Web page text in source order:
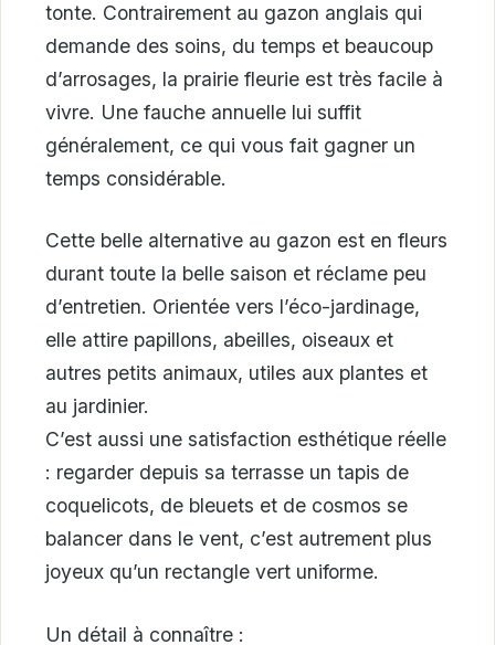
tonte. Contrairement au gazon anglais qui
demande des soins, du temps et beaucoup
d’arrosages, la prairie fleurie est très facile à
vivre. Une fauche annuelle lui suffit
généralement, ce qui vous fait gagner un
temps considérable.
Cette belle alternative au gazon est en fleurs
durant toute la belle saison et réclame peu
d’entretien. Orientée vers l’éco-jardinage,
elle attire papillons, abeilles, oiseaux et
autres petits animaux, utiles aux plantes et
au jardinier.
C’est aussi une satisfaction esthétique réelle
: regarder depuis sa terrasse un tapis de
coquelicots, de bleuets et de cosmos se
balancer dans le vent, c’est autrement plus
joyeux qu’un rectangle vert uniforme.
Un détail à connaître :